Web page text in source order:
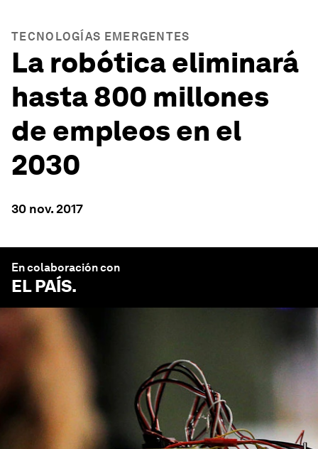
TECNOLOGÍAS EMERGENTES
La robótica eliminará
hasta 800 millones
de empleos en el
2030
30 nov. 2017
En colaboración con
EL PAÍS.